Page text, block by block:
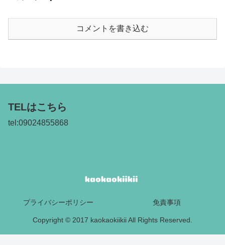
コメントを書き込む
TELはこちら
tel:09024855868
プライバシーポリシー 免責事項
Copyright © 2017 kaokaokiikii All Rights Reserved.